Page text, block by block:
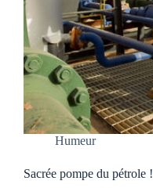
Humeur
Sacrée pompe du pétrole !